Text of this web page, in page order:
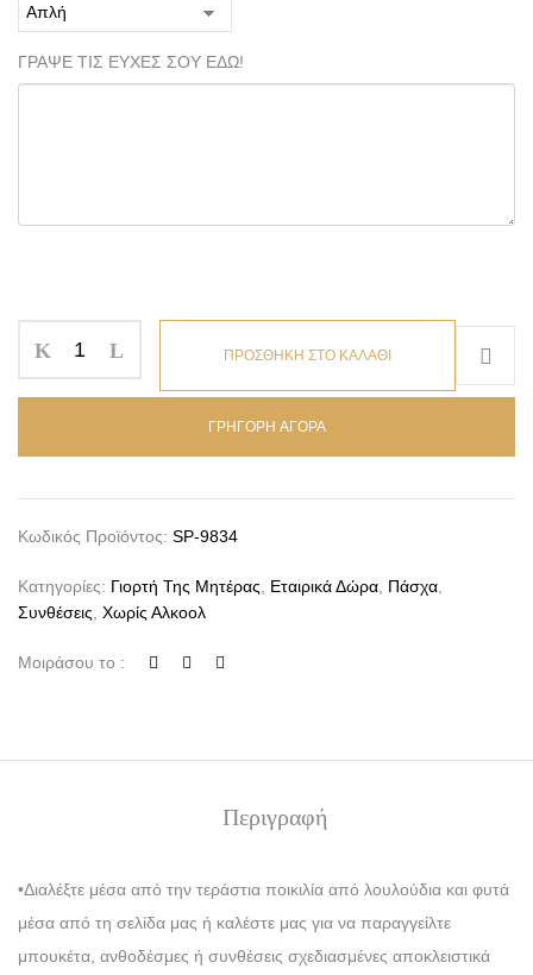
ΓΡΑΨΕ ΤΙΣ ΕΥΧΕΣ ΣΟΥ ΕΔΩ!
ΠΡΟΣΘΗΚΗ ΣΤΟ ΚΑΛΑΘΙ
ΓΡΗΓΟΡΗ ΑΓΟΡΑ
Κωδικός Προϊόντος: SP-9834
Κατηγορίες: Γιορτή Της Μητέρας, Εταιρικά Δώρα, Πάσχα,
Συνθέσεις, Χωρίς Αλκοολ
Μοιράσου το :
Περιγραφή
•Διαλέξτε μέσα από την τεράστια ποικιλία από λουλούδια και φυτά
μέσα από τη σελίδα μας ή καλέστε μας για να παραγγείλτε
μπουκέτα, ανθοδέσμες ή συνθέσεις σχεδιασμένες αποκλειστικά